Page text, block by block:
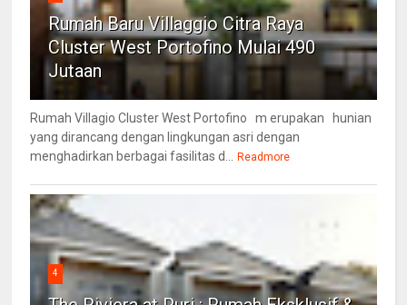
Rumah Baru Villaggio Citra Raya
Cluster West Portofino Mulai 490
Jutaan
Rumah Villagio Cluster West Portofino m erupakan hunian
yang dirancang dengan lingkungan asri dengan
menghadirkan berbagai fasilitas d...
Readmore
4